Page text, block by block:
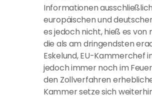
Informationen
europäischen und
es jedoch nicht, hieß es
die als am dringendsten
Eskelund, EU-Kammerchef
jedoch immer noch im
den Zollverfahren
Kammer setze sich